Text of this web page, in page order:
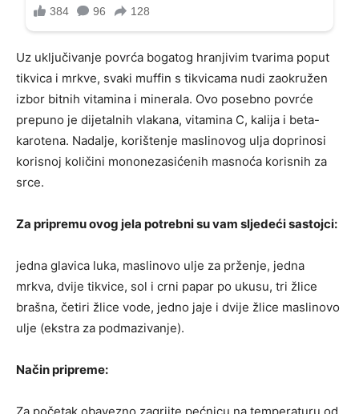
Uz uključivanje povrća bogatog hranjivim tvarima poput
tikvica i mrkve, svaki muffin s tikvicama nudi zaokružen
izbor bitnih vitamina i minerala. Ovo posebno povrće
prepuno je dijetalnih vlakana, vitamina C, kalija i beta-
karotena. Nadalje, korištenje maslinovog ulja doprinosi
korisnoj količini mononezasićenih masnoća korisnih za
srce.
Za pripremu ovog jela potrebni su vam sljedeći sastojci:
jedna glavica luka, maslinovo ulje za prženje, jedna
mrkva, dvije tikvice, sol i crni papar po ukusu, tri žlice
brašna, četiri žlice vode, jedno jaje i dvije žlice maslinovo
ulje (ekstra za podmazivanje).
Način pripreme: